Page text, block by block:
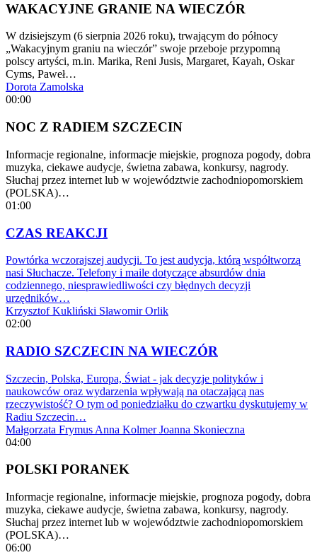
WAKACYJNE GRANIE NA WIECZÓR
W dzisiejszym (6 sierpnia 2026 roku), trwającym do północy
„Wakacyjnym graniu na wieczór” swoje przeboje przypomną
polscy artyści, m.in. Marika, Reni Jusis, Margaret, Kayah, Oskar
Cyms, Paweł…
Dorota Zamolska
00:00
NOC Z RADIEM SZCZECIN
Informacje regionalne, informacje miejskie, prognoza pogody, dobra
muzyka, ciekawe audycje, świetna zabawa, konkursy, nagrody.
Słuchaj przez internet lub w województwie zachodniopomorskiem
(POLSKA)…
01:00
CZAS REAKCJI
Powtórka wczorajszej audycji. To jest audycja, którą współtworzą
nasi Słuchacze. Telefony i maile dotyczące absurdów dnia
codziennego, niesprawiedliwości czy błędnych decyzji
urzędników…
Krzysztof Kukliński Sławomir Orlik
02:00
RADIO SZCZECIN NA WIECZÓR
Szczecin, Polska, Europa, Świat - jak decyzje polityków i
naukowców oraz wydarzenia wpływają na otaczającą nas
rzeczywistość? O tym od poniedziałku do czwartku dyskutujemy w
Radiu Szczecin…
Małgorzata Frymus Anna Kolmer Joanna Skonieczna
04:00
POLSKI PORANEK
Informacje regionalne, informacje miejskie, prognoza pogody, dobra
muzyka, ciekawe audycje, świetna zabawa, konkursy, nagrody.
Słuchaj przez internet lub w województwie zachodniopomorskiem
(POLSKA)…
06:00